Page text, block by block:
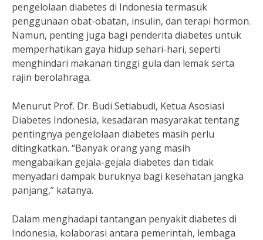
pengelolaan diabetes di Indonesia termasuk
penggunaan obat-obatan, insulin, dan terapi hormon.
Namun, penting juga bagi penderita diabetes untuk
memperhatikan gaya hidup sehari-hari, seperti
menghindari makanan tinggi gula dan lemak serta
rajin berolahraga.
Menurut Prof. Dr. Budi Setiabudi, Ketua Asosiasi
Diabetes Indonesia, kesadaran masyarakat tentang
pentingnya pengelolaan diabetes masih perlu
ditingkatkan. “Banyak orang yang masih
mengabaikan gejala-gejala diabetes dan tidak
menyadari dampak buruknya bagi kesehatan jangka
panjang,” katanya.
Dalam menghadapi tantangan penyakit diabetes di
Indonesia, kolaborasi antara pemerintah, lembaga